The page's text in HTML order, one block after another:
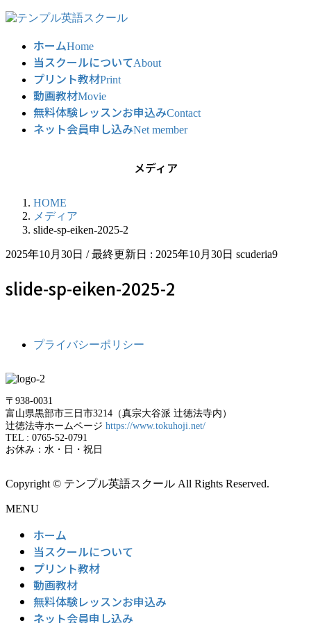
コ
ナ
ホームHome
当スクールについてAbout
プリント教材Print
動画教材Movie
無料体験レッスンお申込みContact
ネット会員申し込みNet member
メディア
HOME
メディア
slide-sp-eiken-2025-2
2025年10月30日 / 最終更新日 : 2025年10月30日 scuderia9
slide-sp-eiken-2025-2
プライバシーポリシー
〒938-0031
富山県黒部市三日市3214（真宗大谷派 辻徳法寺内）
辻徳法寺ホームページ https://www.tokuhoji.net/
TEL : 0765-52-0791
お休み：水・日・祝日
Copyright © テンプル英語スクール All Rights Reserved.
MENU
ホーム
当スクールについて
プリント教材
動画教材
無料体験レッスンお申込み
ネット会員申し込み